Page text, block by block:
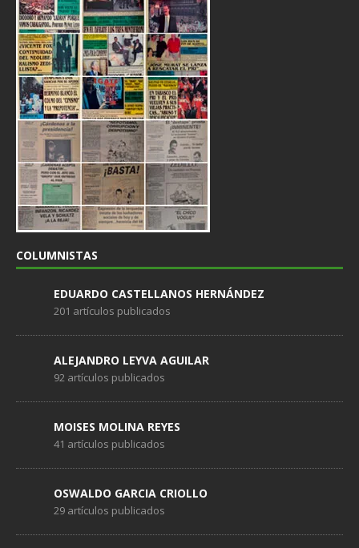
COLUMNISTAS
EDUARDO CASTELLANOS HERNÁNDEZ
201 artículos publicados
ALEJANDRO LEYVA AGUILAR
92 artículos publicados
MOISES MOLINA REYES
41 artículos publicados
OSWALDO GARCIA CRIOLLO
29 artículos publicados